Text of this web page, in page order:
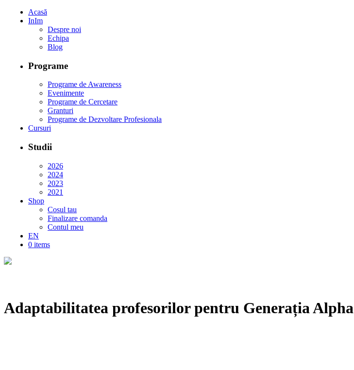
Acasă
InIm
Despre noi
Echipa
Blog
Programe
Programe de Awareness
Evenimente
Programe de Cercetare
Granturi
Programe de Dezvoltare Profesionala
Cursuri
Studii
2026
2024
2023
2021
Shop
Cosul tau
Finalizare comanda
Contul meu
EN
0 items
Adaptabilitatea profesorilor pentru Generația Alpha